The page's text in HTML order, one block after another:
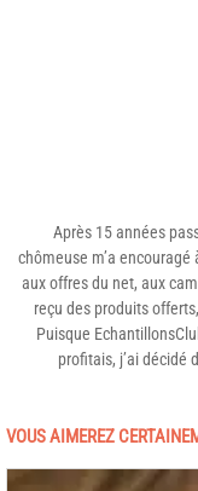
Après 15 années
chômeuse m’a
aux offres du net, aux
reçu des produits
Puisque
profitais, j’ai décidé
VOUS AIMEREZ